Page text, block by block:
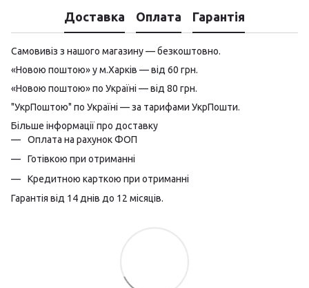
Доставка Оплата Гарантія
Самовивіз з нашого магазину — безкоштовно.
«Новою поштою» у м.Харків — від 60 грн.
«Новою поштою» по Україні — від 80 грн.
"УкрПоштою" по Україні — за тарифами УкрПошти.
Більше інформації про доставку
Оплата на рахунок ФОП
Готівкою при отриманні
Кредитною карткою при отриманні
Гарантія від 14 днів до 12 місяців.